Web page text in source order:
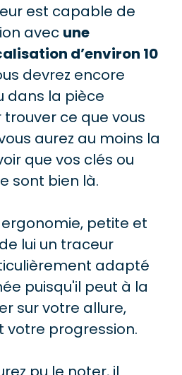
est capable de
avec une
d’environ 10
devrez encore
dans la pièce
ce que vous
aurez au moins la
que vos clés ou
sont bien là.
ergonomie, petite et
lui un traceur
adapté
puisqu'il peut à la
sur votre allure,
votre progression.